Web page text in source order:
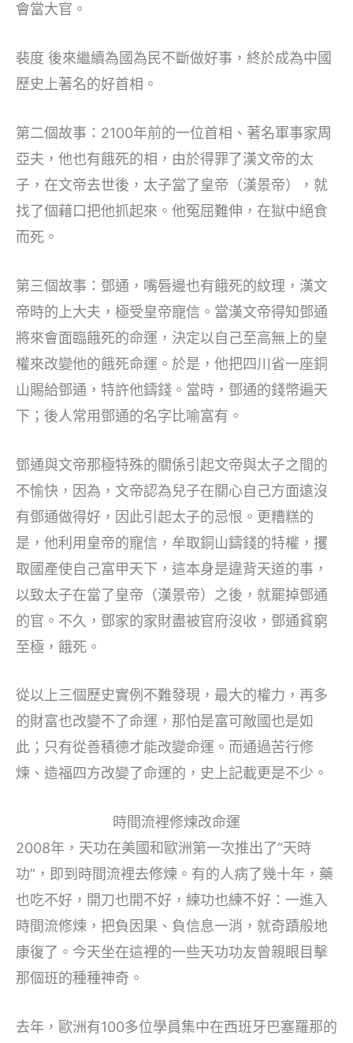
會當大官。
裴度 後來繼續為國為民不斷做好事，終於成為中國
歷史上著名的好首相。
第二個故事：2100年前的一位首相、著名軍事家周
亞夫，他也有餓死的相，由於得罪了漢文帝的太
子，在文帝去世後，太子當了皇帝（漢景帝），就
找了個藉口把他抓起來。他冤屈難伸，在獄中絕食
而死。
第三個故事：鄧通，嘴唇邊也有餓死的紋理，漢文
帝時的上大夫，極受皇帝寵信。當漢文帝得知鄧通
將來會面臨餓死的命運，決定以自己至高無上的皇
權來改變他的餓死命運。於是，他把四川省一座銅
山賜給鄧通，特許他鑄錢。當時，鄧通的錢幣遍天
下；後人常用鄧通的名字比喻富有。
鄧通與文帝那極特殊的關係引起文帝與太子之間的
不愉快，因為，文帝認為兒子在關心自己方面遠沒
有鄧通做得好，因此引起太子的忌恨。更糟糕的
是，他利用皇帝的寵信，牟取銅山鑄錢的特權，攫
取國產使自己富甲天下，這本身是違背天道的事，
以致太子在當了皇帝（漢景帝）之後，就罷掉鄧通
的官。不久，鄧家的家財盡被官府沒收，鄧通貧窮
至極，餓死。
從以上三個歷史實例不難發現，最大的權力，再多
的財富也改變不了命運，那怕是富可敵國也是如
此；只有從善積德才能改變命運。而通過苦行修
煉、造福四方改變了命運的，史上記載更是不少。
時間流裡修煉改命運
2008年，天功在美國和歐洲第一次推出了“天時
功”，即到時間流裡去修煉。有的人病了幾十年，藥
也吃不好，開刀也開不好，練功也練不好：一進入
時間流修煉，把負因果、負信息一消，就奇蹟般地
康復了。今天坐在這裡的一些天功功友曾親眼目擊
那個班的種種神奇。
去年，歐洲有100多位學員集中在西班牙巴塞羅那的